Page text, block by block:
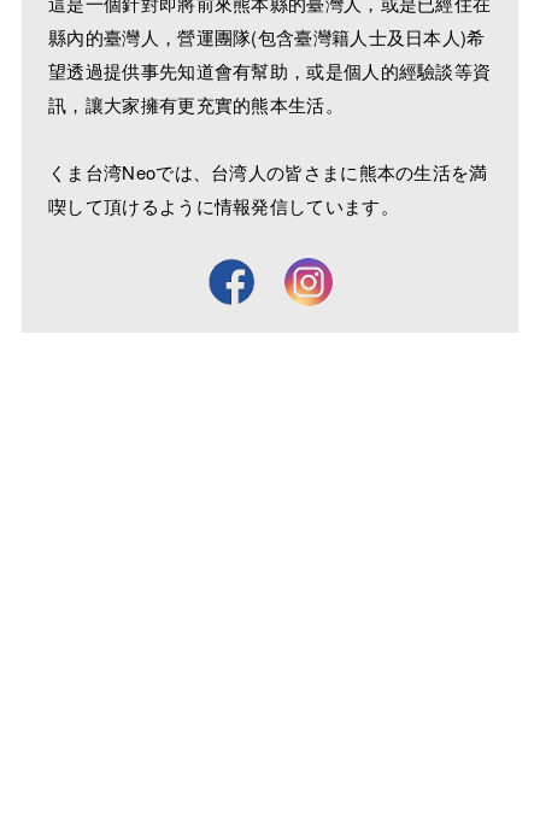
縣內的臺灣人，營運團隊(包含臺灣籍人士及日本人)希
望透過提供事先知道會有幫助，或是個人的經驗談等資
訊，讓大家擁有更充實的熊本生活。
くま台湾Neoでは、台湾人の皆さまに熊本の生活を満
喫して頂けるように情報発信しています。